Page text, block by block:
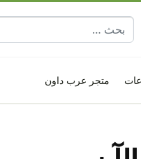
البحث عن:
متجر عرب داون